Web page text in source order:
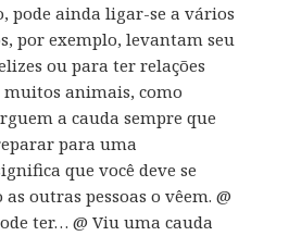
pode ainda ligar-se a vários
por exemplo, levantam seu
ou para ter relações
muitos animais, como
a cauda sempre que
para uma
que você deve se
outras pessoas o vêem. @
ter… @ Viu uma cauda